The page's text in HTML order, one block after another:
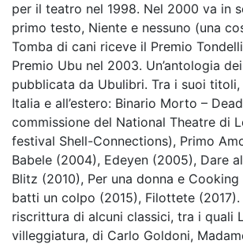
per il teatro nel 1998. Nel 2000 va in
primo testo, Niente e nessuno (una
Tomba di cani riceve il Premio
Premio Ubu nel 2003. Un’antologia
pubblicata da Ubulibri. Tra i suoi
Italia e all’estero: Binario Morto –
commissione del National Theatre di
festival Shell-Connections), Primo
Babele (2004), Edeyen (2005), Dare
Blitz (2010), Per una donna e Cooking
batti un colpo (2015), Filottete
riscrittura di alcuni classici, tra i quali
villeggiatura, di Carlo Goldoni,